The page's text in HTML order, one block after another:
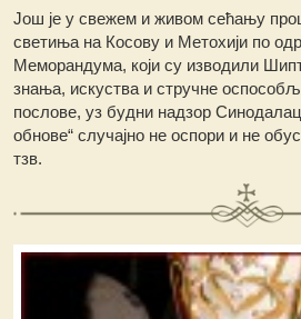
Још је у свежем и живом сећању
светиња на Косову и Метохији по
Меморандума, који су изводили
знања, искуства и стручне
послове, уз будни надзор
обнове“ случајно не оспори и не
тзв.